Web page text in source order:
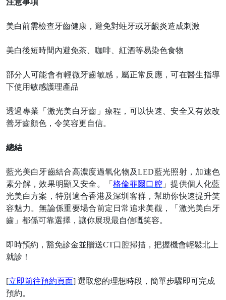
美白前需檢查牙齒健康，避免對蛀牙或牙齦炎造成刺激
美白後短時間內避免茶、咖啡、紅酒等易染色食物
部分人可能會有輕微牙齒敏感，屬正常反應，可在醫生指導
下使用敏感護理產品
透過專業「激光美白牙齒」療程，可以快速、安全又有效改
善牙齒顏色，令笑容更自信。
總結
藍光美白牙齒結合高濃度過氧化物及LED藍光照射，加速色
素分解，效果明顯又安全。「格倫菲爾口腔 」提供個人化藍
光美白方案，特別適合香港及深圳客群，幫助你快速提升笑
容魅力。無論係重要場合前定日常追求美觀，「激光美白牙
齒」都係可靠選擇，讓你展現最自信嘅笑容。
即時預約，豁免診金並贈送CT口腔掃描，把握機會輕鬆北上
就診 ！
[立即前往預約頁面] 選取您的理想時段，簡單步驟即可完成
預約。